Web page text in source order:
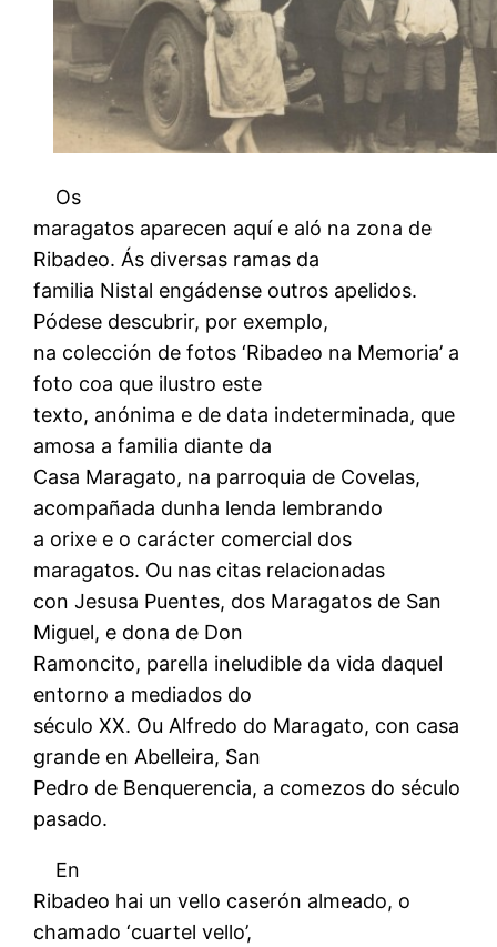
Os
maragatos aparecen aquí e aló na zona de
Ribadeo. Ás diversas ramas da
familia Nistal engádense outros apelidos.
Pódese descubrir, por exemplo,
na colección de fotos ‘Ribadeo na Memoria’ a
foto coa que ilustro este
texto, anónima e de data indeterminada, que
amosa a familia diante da
Casa Maragato, na parroquia de Covelas,
acompañada dunha lenda lembrando
a orixe e o carácter comercial dos
maragatos. Ou nas citas relacionadas
con Jesusa Puentes, dos Maragatos de San
Miguel, e dona de Don
Ramoncito, parella ineludible da vida daquel
entorno a mediados do
século XX. Ou Alfredo do Maragato, con casa
grande en Abelleira, San
Pedro de Benquerencia, a comezos do século
pasado.
En
Ribadeo hai un vello caserón almeado, o
chamado ‘cuartel vello’,